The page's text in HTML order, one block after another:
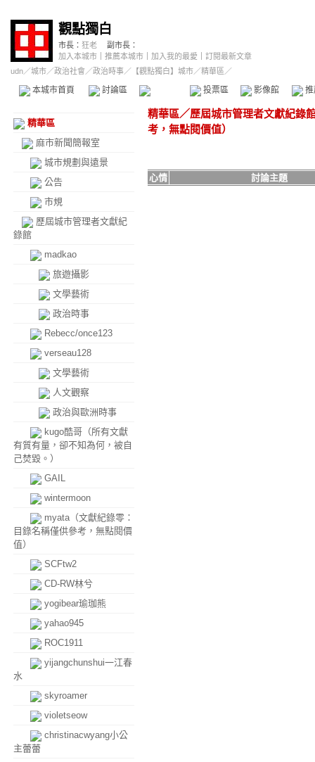
觀點獨白
市長： 狂老
副市長：
加入本城市
推薦本城市 加入我的最愛
訂閱最新文章
udn／城市／政治社會 ／政治時事／ 【觀點獨白】城市／精華區／
本城市首頁 討論區 精華區 投票區 影像館
精華區
麻市新聞簡報室
城市規劃與遠景
公告
市規
歷屆城市管理者文獻紀
錄館
madkao
旅遊攝影
文學藝術
政治時事
Rebecc/once123
verseau128
文學藝術
人文觀察
政治與歐洲時事
kugo酷哥（所有文獻
有質有量，卻不知為何，被自
己焚毀。）
GAIL
wintermoon
myata（文獻紀錄零：
目錄名稱僅供參考，無點閱價
值）
SCFtw2
CD-RW林兮
yogibear瑜珈熊
yahao945
ROC1911
yijangchunshui一江春
水
skyroamer
violetseow
christinacwyang小公
主蕾蕾
精華區／歷屆城市管理者文獻紀錄
考，無點閱價值）
心情 討論主題